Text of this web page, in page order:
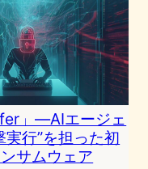
」―AIエージェ
実行”を担った初
サムウェア